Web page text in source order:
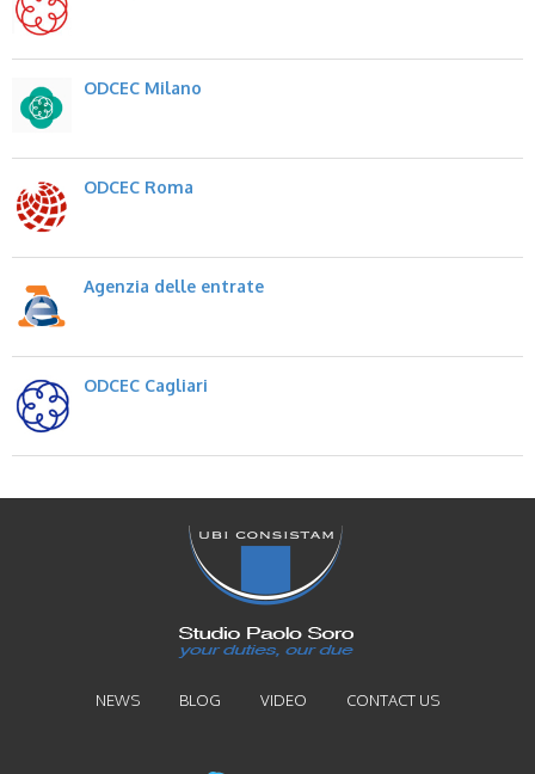
ODCEC Milano
ODCEC Roma
Agenzia delle entrate
ODCEC Cagliari
NEWS BLOG VIDEO CONTACT US